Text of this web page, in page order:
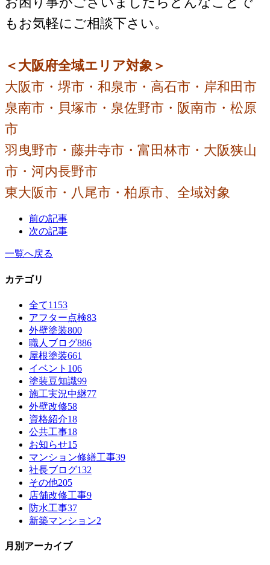
もお気軽にご相談下さい。
＜大阪府全域エリア対象＞
大阪市・堺市・和泉市・高石市・岸和田市
泉南市・貝塚市・泉佐野市・阪南市・松原
市
羽曳野市・藤井寺市・富田林市・大阪狭山
市・河内長野市
東大阪市・八尾市・柏原市、全域対象
前の記事
次の記事
一覧へ戻る
カテゴリ
全て1153
アフター点検83
外壁塗装800
職人ブログ886
屋根塗装661
イベント 106
塗装豆知識99
施工実況中継77
外壁改修58
資格紹介18
公共工事18
お知らせ15
マンション修繕工事39
社長ブログ132
その他205
店舗改修工事9
防水工事37
新築マンション2
月別アーカイブ